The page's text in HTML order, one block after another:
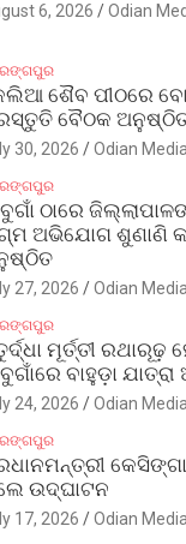
6, 2026 Odian
ଶୈବ ପୀଠରେ
ବୈଠକ
30, 2026 Odian
ଠାରେ
ଅଭିଯୋଗ ଶୁଣାଣି
27, 2026 Odian
ମୂର୍ତ୍ତୀ ରଥାରୂଢ଼
ବାହୁଡ଼ା
24, 2026 Odian
ଉଦ୍‌ଘାଟନ
17, 2026 Odian